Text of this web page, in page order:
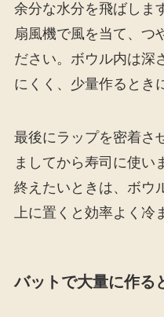
余分な水分を飛ばしま
扇風機で風を当て、つ
ださい。ボウル内は深
にくく、少量作るとき
最後にラップを密着さ
ましてから寿司に使い
終えたいときは、ボウ
上に置くと効率よく冷
バットで大量に作る